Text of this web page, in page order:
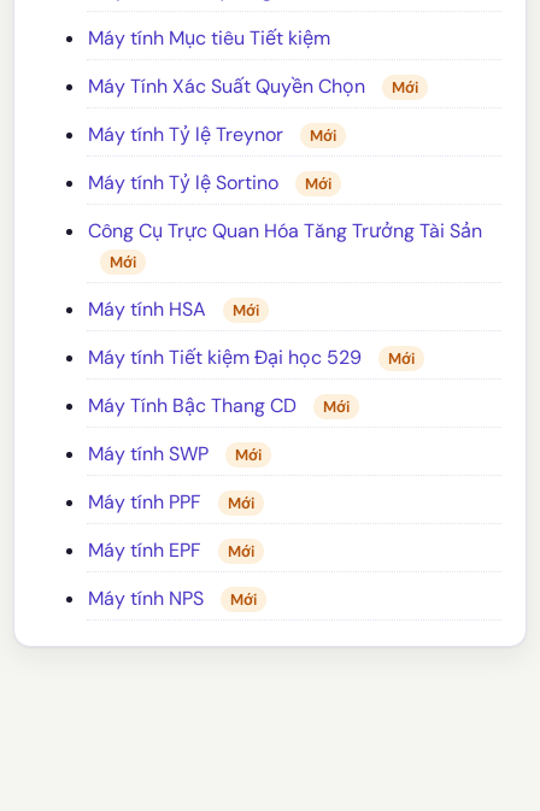
Máy tính Mục tiêu Tiết kiệm
Máy Tính Xác Suất Quyền Chọn
Mới
Máy tính Tỷ lệ Treynor Mới
Máy tính Tỷ lệ Sortino Mới
Công Cụ Trực Quan Hóa Tăng Trưởng Tài Sản
Mới
Máy tính HSA Mới
Máy tính Tiết kiệm Đại học 529 Mới
Máy Tính Bậc Thang CD Mới
Máy tính SWP Mới
Máy tính PPF Mới
Máy tính EPF Mới
Máy tính NPS Mới